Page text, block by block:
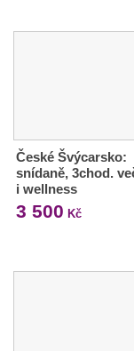
České Švýcarsko:
snídaně, 3chod.
i wellness
3 500 Kč